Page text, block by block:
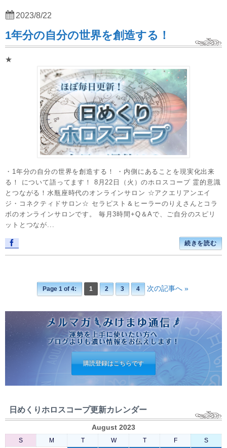
1年分の自分の世界を創造する！
★
・1年分の自分の世界を創造する！ ・内側にあることを現実化出来
る！ について語ってます！ 8月22日（火）のホロスコープ 霊的意識
とつながる！水瓶座時代のオンラインサロン ☆アクエリアンエイ
ジ・コネクティドサロン☆ セラピスト＆ヒーラーのりえさんとコラ
ボのオンラインサロンです。 毎月3時間+Q＆Aで、ご自分のスピリ
ットとつなが...
続きを読む
2023/8/22
Page 1 of 4: 1 2 3 4 次の記事へ »
購読登録はこちらです
日めくりホロスコープ更新カレンダー
August 2023
S M T W T F S